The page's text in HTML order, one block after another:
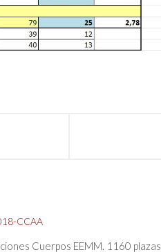
Cuerpos EEMM. 1160 plazas